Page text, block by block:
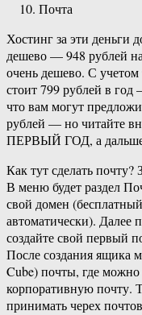
Почта
Хостинг за эти деньги
дешево — 948 рублей
очень дешево. С учетом
стоит 799 рублей в
что вам могут
рублей — но читайте
ПЕРВЫЙ ГОД, а дальше
Как тут сделать
В меню будет раздел
свой домен
автоматически). Далее
создайте свой первый
После создания ящика
Cube) почты, где можно
корпоративную почту.
принимать черех